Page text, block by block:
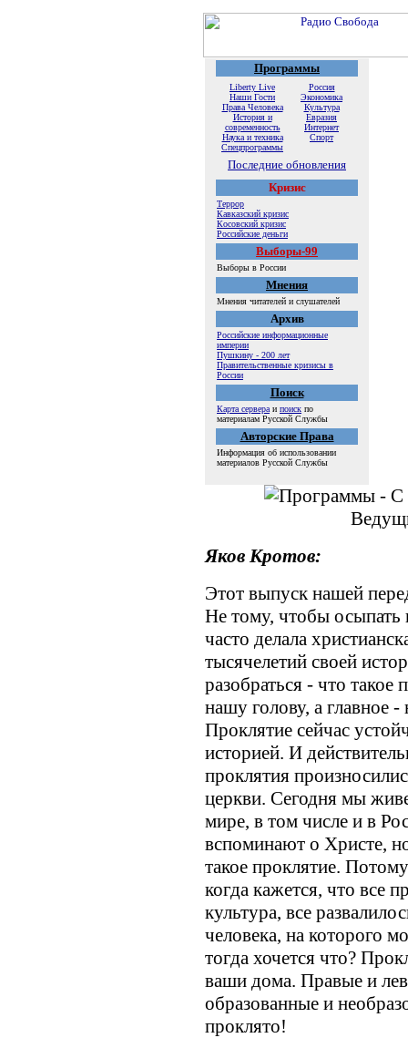
Программы
Liberty Live
Наши Гости
Права Человека
История и
современность
Наука и техника
Спецпрограммы
Россия
Экономика
Культура
Евразия
Интернет
Спорт
Последние обновления
Кризис
Террор
Кавказский кризис
Косовский кризис
Российские деньги
Выборы-99
Выборы в России
Мнения
Мнения читателей и слушателей
Архив
Российские информационные
империи
Пушкину - 200 лет
Правительственные кризисы в
России
Поиск
Карта сервера и поиск по
материалам Русской Службы
Авторские Права
Информация об использовании
материалов Русской Службы
Яков Кротов:
Этот выпуск нашей
Не тому, чтобы осыпать
часто делала
тысячелетий своей
разобраться - что такое
нашу голову, а главное
Проклятие сейчас
историей. И
проклятия
церкви. Сегодня мы
мире, в том числе и в
вспоминают о Христе,
такое проклятие.
когда кажется, что все
культура, все
человека, на которого
тогда хочется что?
ваши дома. Правые и
образованные и
проклято!